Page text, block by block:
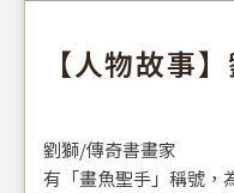
【人物故事
劉獅/傳奇書畫家
有「畫魚聖手」稱號，